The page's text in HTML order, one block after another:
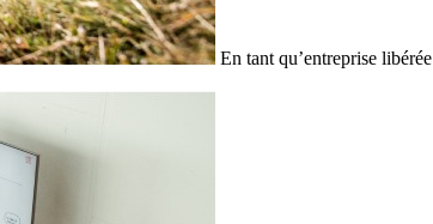
En tant qu’entreprise